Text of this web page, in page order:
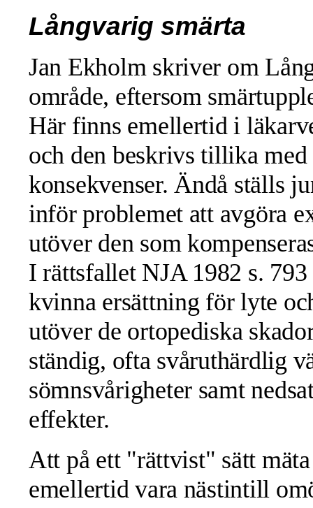
Långvarig smärta
Jan Ekholm skriver om
område, eftersom
Här finns emellertid i
och den beskrivs tillika
konsekvenser. Ändå ställs
inför problemet att avgöra
utöver den som
I rättsfallet NJA 1982 s.
kvinna ersättning för lyte
utöver de ortopediska
ständig, ofta svåruthärdlig
sömnsvårigheter samt
effekter.
Att på ett "rättvist" sätt
emellertid vara nästintill